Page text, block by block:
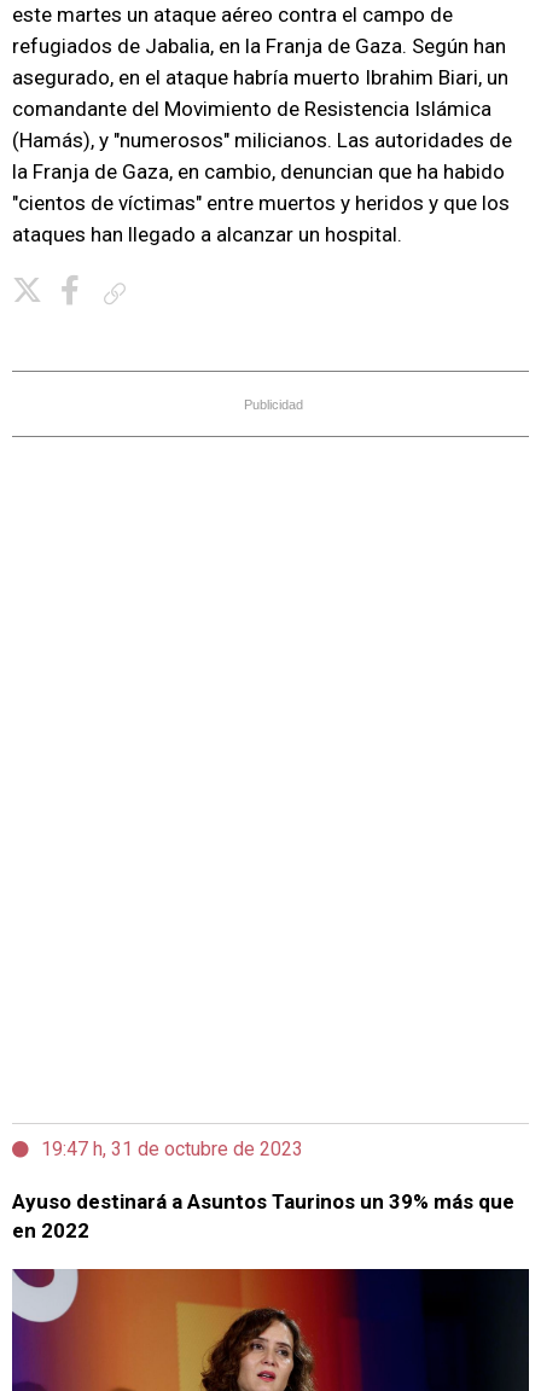
este martes un ataque aéreo contra el campo de
refugiados de Jabalia, en la Franja de Gaza. Según han
asegurado, en el ataque habría muerto Ibrahim Biari, un
comandante del Movimiento de Resistencia Islámica
(Hamás), y "numerosos" milicianos. Las autoridades de
la Franja de Gaza, en cambio, denuncian que ha habido
"cientos de víctimas" entre muertos y heridos y que los
ataques han llegado a alcanzar un hospital.
Publicidad
19:47 h, 31 de octubre de 2023
Ayuso destinará a Asuntos Taurinos un 39% más que
en 2022